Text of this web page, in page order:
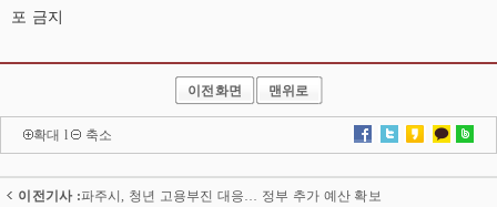
포 금지
이전화면 맨위로
확대 l 축소
이전기사 :파주시, 청년 고용부진 대응… 정부 추가 예산 확보